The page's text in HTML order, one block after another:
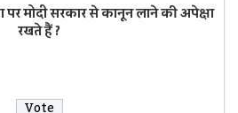
मोदी सरकार से कानून लाने की अपेक्षा
रखते हैं ?